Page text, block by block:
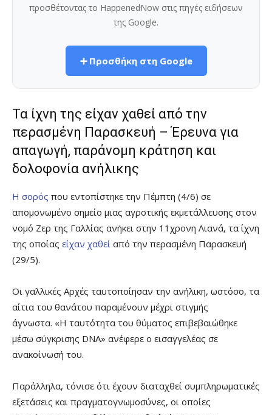
προσθέτοντας το HappenedNow στις πηγές ειδήσεων
της Google.
➕ Προσθήκη στη Google
Τα ίχνη της είχαν χαθεί από την
περασμένη Παρασκευή – Έρευνα για
απαγωγή, παράνομη κράτηση και
δολοφονία ανήλικης
Η σορός που εντοπίστηκε την Πέμπτη (4/6) σε
απομονωμένο σημείο μιας αγροτικής εκμετάλλευσης στον
νομό Ζερ της Γαλλίας ανήκει στην 11χρονη Λιανά, τα ίχνη
της οποίας είχαν χαθεί από την περασμένη Παρασκευή
(29/5).
Οι γαλλικές Αρχές ταυτοποίησαν την ανήλικη, ωστόσο, τα
αίτια του θανάτου παραμένουν μέχρι στιγμής
άγνωστα. «Η ταυτότητα του θύματος επιβεβαιώθηκε
μέσω σύγκρισης DNA» ανέφερε ο εισαγγελέας σε
ανακοίνωσή του.
Παράλληλα, τόνισε ότι έχουν διαταχθεί συμπληρωματικές
εξετάσεις και πραγματογνωμοσύνες, οι οποίες